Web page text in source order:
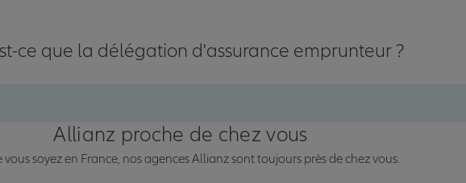
ce que la délégation d'assurance emprunteur ?
Allianz proche de chez vous
vous soyez en France, nos agences Allianz sont toujours près de chez vous.